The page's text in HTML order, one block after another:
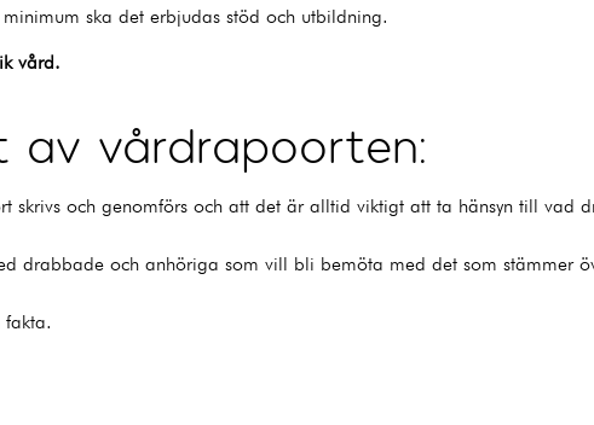
ska det erbjudas stöd och utbildning.
vård.
av vårdrapoorten:
och genomförs och att det är alltid viktigt att ta hänsyn till vad
drabbade och anhöriga som vill bli bemöta med det som stämmer
fakta.